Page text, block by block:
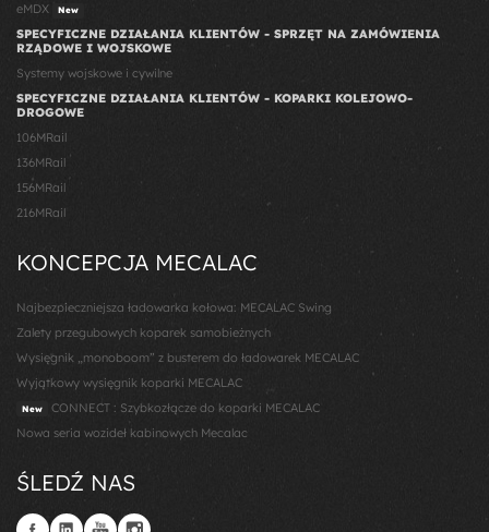
eMDX
New
SPECYFICZNE DZIAŁANIA KLIENTÓW - SPRZĘT NA ZAMÓWIENIA
RZĄDOWE I WOJSKOWE
Systemy wojskowe i cywilne
SPECYFICZNE DZIAŁANIA KLIENTÓW - KOPARKI KOLEJOWO-
DROGOWE
106MRail
136MRail
156MRail
216MRail
KONCEPCJA MECALAC
Najbezpieczniejsza ładowarka kołowa: MECALAC Swing
Zalety przegubowych koparek samobieżnych
Wysięgnik „monoboom” z busterem do ładowarek MECALAC
Wyjątkowy wysięgnik koparki MECALAC
New
CONNECT : Szybkozłącze do koparki MECALAC
Nowa seria wozideł kabinowych Mecalac
ŚLEDŹ NAS